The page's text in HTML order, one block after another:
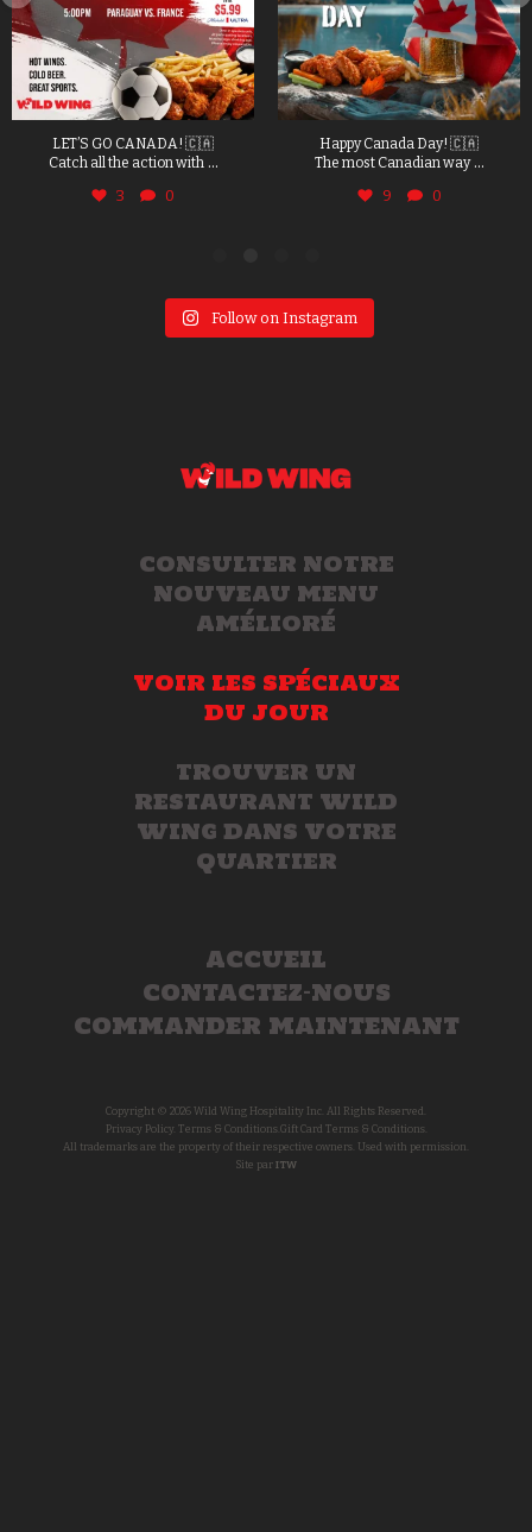
LET’S GO CANADA! 🇨🇦
Catch all the action with ...
3 0
Happy Canada Day! 🇨🇦
The most Canadian way ...
9 0
Follow on Instagram
CONSULTER NOTRE
NOUVEAU MENU
AMÉLIORÉ
VOIR LES SPÉCIAUX
DU JOUR
TROUVER UN
RESTAURANT WILD
WING DANS VOTRE
QUARTIER
ACCUEIL
CONTACTEZ-NOUS
COMMANDER MAINTENANT
Copyright © 2026 Wild Wing Hospitality Inc. All Rights Reserved.
Privacy Policy. Terms & Conditions. Gift Card Terms & Conditions.
All trademarks are the property of their respective owners. Used with permission.
Site par ITW